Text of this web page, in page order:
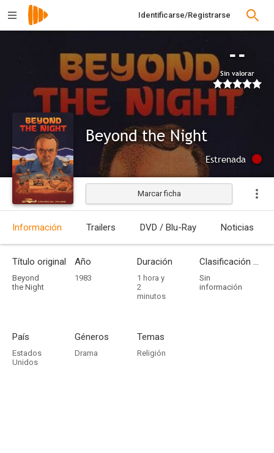
Identificarse/Registrarse
--
Sin valorar
Beyond the Night
Estrenada
Marcar ficha
Información Trailers DVD / Blu-Ray Noticias
Título original
Beyond
the Night
Año
1983
Duración
1 hora y
2
minutos
Clasificación por edades
Sin
información
País
Estados
Unidos
Géneros
Drama
Temas
Religión